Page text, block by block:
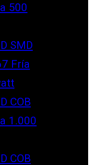
500
SMD
Fría
COB
1.000
COB